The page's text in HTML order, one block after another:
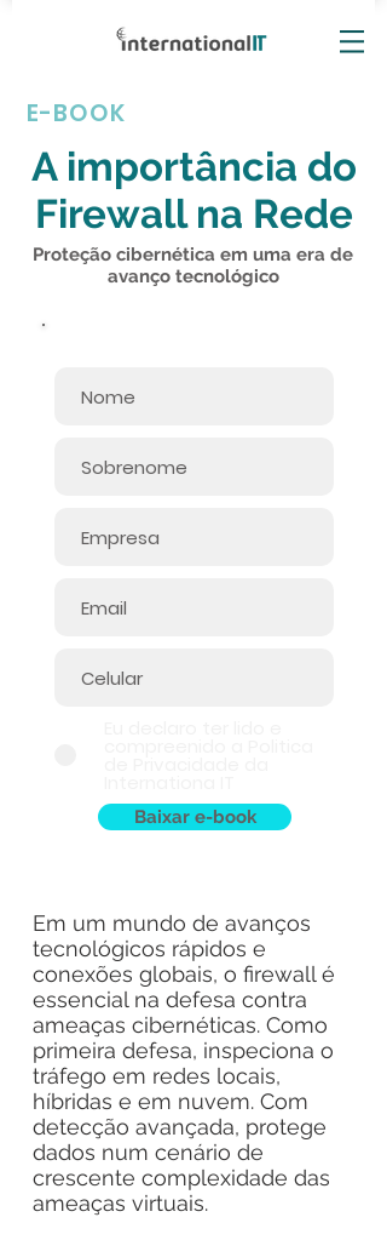
E-BOOK
A importância do
Firewall na Rede
Proteção cibernética em uma era de
avanço tecnológico
Baixar e-book
Em um mundo de avanços
tecnológicos rápidos e
conexões globais, o firewall é
essencial na defesa contra
ameaças cibernéticas. Como
primeira defesa, inspeciona o
tráfego em redes locais,
híbridas e em nuvem. Com
detecção avançada, protege
dados num cenário de
crescente complexidade das
ameaças virtuais.